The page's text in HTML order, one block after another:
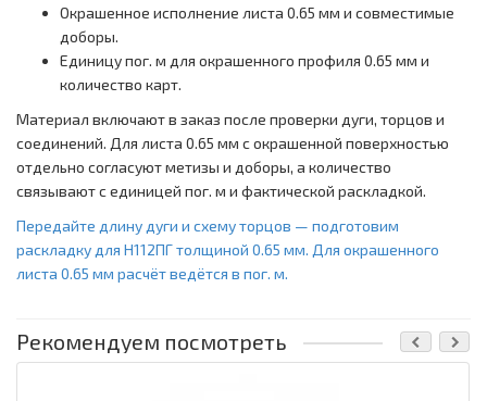
Окрашенное исполнение листа 0.65 мм и совместимые
доборы.
Единицу пог. м для окрашенного профиля 0.65 мм и
количество карт.
Материал включают в заказ после проверки дуги, торцов и
соединений. Для листа 0.65 мм с окрашенной поверхностью
отдельно согласуют метизы и доборы, а количество
связывают с единицей пог. м и фактической раскладкой.
Передайте длину дуги и схему торцов — подготовим
раскладку для Н112ПГ толщиной 0.65 мм. Для окрашенного
листа 0.65 мм расчёт ведётся в пог. м.
Рекомендуем посмотреть